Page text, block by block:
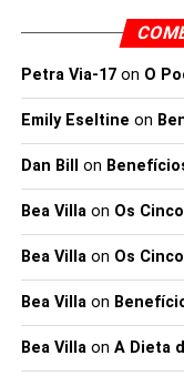
seu corpo e viver
Petra Via-17on O
Emily Eseltine on
Dan Bill on
Bea Villaon Os
Bea Villaon Os
Bea Villaon
Bea Villaon A Dieta